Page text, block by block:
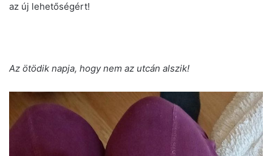
az új lehetőségért!
Az ötödik napja, hogy nem az utcán alszik!